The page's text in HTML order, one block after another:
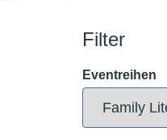
Filter
Eventreihen